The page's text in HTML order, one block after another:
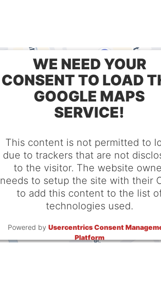
WE NEED YOUR
CONSENT TO LOAD
GOOGLE MAPS
SERVICE!
This content is not permitted to
due to trackers that are not
to the visitor. The website
needs to setup the site with their
to add this content to the list
technologies used.
Powered by Usercentrics Consent
Platform